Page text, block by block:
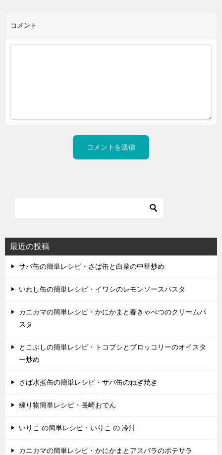
コメント
最近の投稿
サバ缶の簡単レシピ・さば缶と白菜の中華炒め
いわし缶の簡単レシピ・イワシのレモンソースパスタ
カニカマの簡単レシピ・かにかまと春きゃべつのクリームパ
スタ
とこぶしの簡単レシピ・トコブシとブロッコリーのオイスタ
ー炒め
さば水煮缶の簡単レシピ・サバ缶のねぎ焼き
練り物簡単レシピ・長崎おでん
いりこ の簡単レシピ・いりこ の 冷汁
カニカマの簡単レシピ・かにかまとアスパラのポテサラ